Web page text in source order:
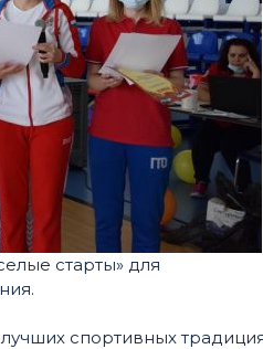
старты» для
спортивных